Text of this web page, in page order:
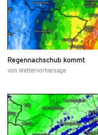
Regennachschub kommt
von Wettervorhersage